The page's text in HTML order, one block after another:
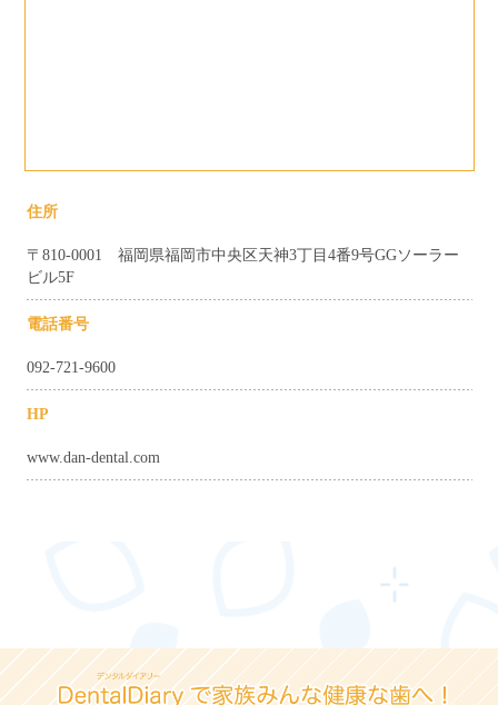
住所
〒810-0001 福岡県福岡市中央区天神3丁目4番9号GGソーラー
ビル5F
電話番号
092-721-9600
HP
www.dan-dental.com